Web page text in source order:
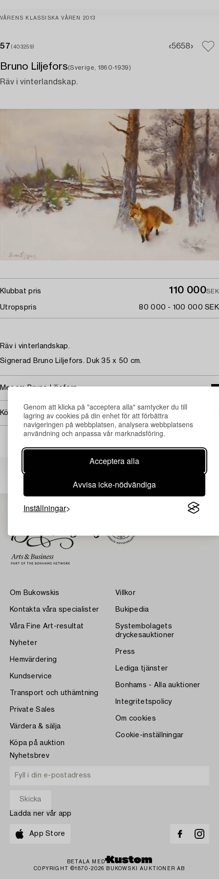
Genom att klicka på "acceptera alla" samtycker du till
lagring av cookies på din enhet för att förbättra
navigeringen på webbplatsen, analysera webbplatsens
användning och anpassa vår marknadsföring.
Acceptera alla
Avvisa icke-nödvändiga
Inställningar
VÅRENS KLASSISKA VÅREN 2013
57 (403259) 5658
Bruno Liljefors(Sverige, 1860-1939)
Räv i vinterlandskap.
Klubbat pris 110 000SEK
Utropspris 80 000 - 100 000 SEK
Räv i vinterlandskap.
Signerad Bruno Liljefors. Duk 35 x 50 cm.
Mer om Bruno Liljefors
Köpinformation
Andra har även tittat på
Om Bukowskis
Kontakta våra specialister
Våra Fine Art-resultat
Nyheter
Hemvärdering
Kundservice
Transport och uthämtning
Private Sales
Värdera & sälja
Köpa på auktion
Villkor
Bukipedia
Systembolagets
dryckesauktioner
Press
Lediga tjänster
Bonhams - Alla auktioner
Integritetspolicy
Om cookies
Cookie-inställningar
Nyhetsbrev
Ladda ner vår app
App Store
BETALA MED
COPYRIGHT ©1870-2026 BUKOWSKI AUKTIONER AB